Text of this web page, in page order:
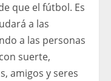
que el fútbol. Es
a las
a las personas
suerte,
amigos y seres